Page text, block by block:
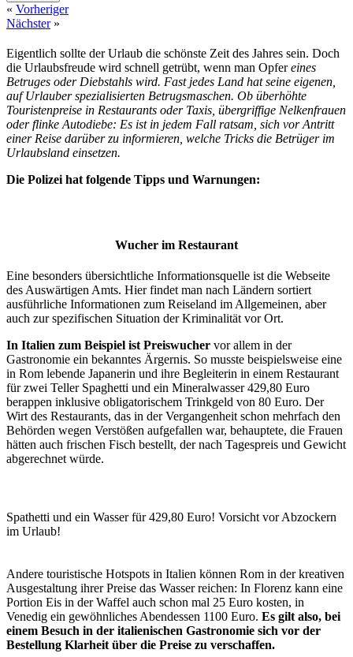
« Vorheriger
Nächster»
Eigentlich sollte der Urlaub die schönste Zeit des Jahres sein. Doch
die Urlaubsfreude wird schnell getrübt, wenn man Opfereines
Betruges oder Diebstahls wird. Fast jedes Land hat seine eigenen,
auf Urlauber spezialisierten Betrugsmaschen. Ob überhöhte
Touristenpreise in Restaurants oder Taxis, übergriffige Nelkenfrauen
oder flinke Autodiebe: Es ist in jedem Fall ratsam, sich vor Antritt
einer Reise darüber zu informieren, welche Tricks die Betrüger im
Urlaubsland einsetzen.
Die Polizei hat folgende Tipps und Warnungen:
Wucher im Restaurant
Eine besonders übersichtliche Informationsquelle ist die Webseite
des Auswärtigen Amts. Hier findet man nach Ländern sortiert
ausführliche Informationen zum Reiseland im Allgemeinen, aber
auch zur spezifischen Situation der Kriminalität vor Ort.
In Italien zum Beispiel ist Preiswucher vor allem in der
Gastronomie ein bekanntes Ärgernis. So musste beispielsweise eine
in Rom lebende Japanerin und ihre Begleiterin in einem Restaurant
für zwei Teller Spaghetti und ein Mineralwasser 429,80 Euro
berappen inklusive obligatorischem Trinkgeld von 80 Euro. Der
Wirt des Restaurants, das in der Vergangenheit schon mehrfach den
Behörden wegen Verstößen aufgefallen war, behauptete, die Frauen
hätten auch frischen Fisch bestellt, der nach Tagespreis und Gewicht
abgerechnet würde.
Spathetti und ein Wasser für 429,80 Euro! Vorsicht vor Abzockern
im Urlaub!
Andere touristische Hotspots in Italien können Rom in der kreativen
Ausgestaltung ihrer Preise das Wasser reichen: In Florenz kann eine
Portion Eis in der Waffel auch schon mal 25 Euro kosten, in
Venedig ein gewöhnliches Abendessen 1100 Euro. Es gilt also, bei
einem Besuch in der italienischen Gastronomie sich vor der
Bestellung Klarheit über die Preise zu verschaffen.